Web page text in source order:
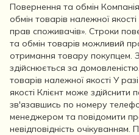
Повернення та обмін
обмін товарів належної
прав споживачів». Строки
та обмін товарів можливий
отримання товару покупцем.
здійснюється за
товарів належної якості У
якості Клієнт може здійснити
зв'язавшись по номеру
менеджером та повідомити
невідповідність